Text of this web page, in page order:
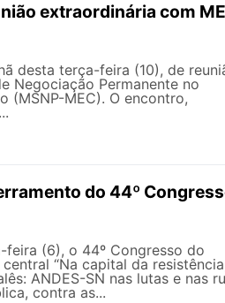
extraordinária com
desta terça-feira (10), de
Negociação Permanente no
(MSNP-MEC). O encontro,
do 44º
(6), o 44º Congresso do
“Na capital da
ANDES-SN nas lutas e nas
contra as...